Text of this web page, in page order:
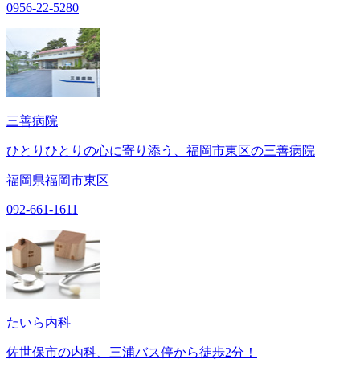
0956-22-5280
三善病院
ひとりひとりの心に寄り添う、福岡市東区の三善病院
福岡県福岡市東区
092-661-1611
たいら内科
佐世保市の内科、三浦バス停から徒歩2分！